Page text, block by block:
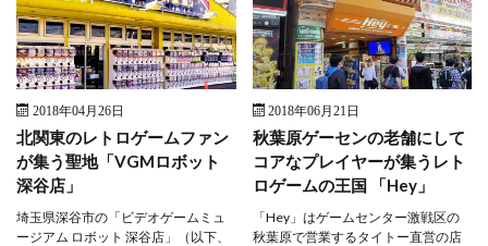
2018年04月26日
北関東のレトロゲームファン
が集う聖地「VGMロボット
深谷店」
埼玉県深谷市の「ビデオゲームミュ
ージアム ロボット 深谷店」（以下、
2018年06月21日
秋葉原ゲーセンの老舗にして
コアなプレイヤーが集うレト
ロゲームの王国 「Hey」
「Hey」はゲームセンター激戦区の
秋葉原で営業するタイトー直営の店